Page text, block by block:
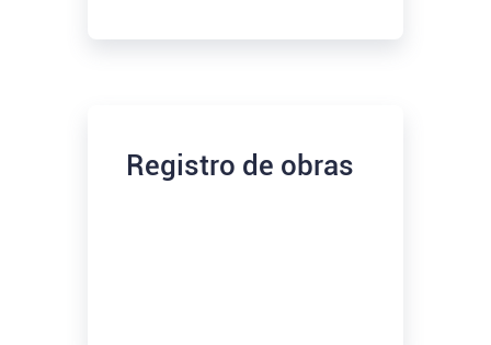
Registro de obras